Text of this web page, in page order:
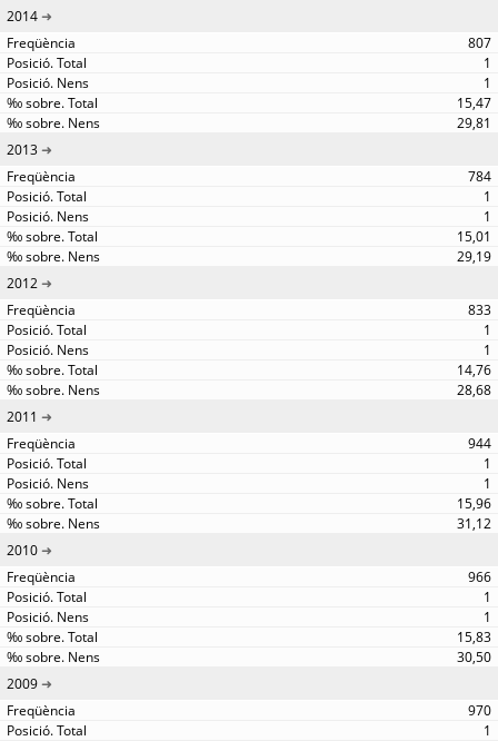
2014
807
1
1
15,47
29,81
2013
784
1
1
15,01
29,19
2012
833
1
1
14,76
28,68
2011
944
1
1
15,96
31,12
2010
966
1
1
15,83
30,50
2009
970
1